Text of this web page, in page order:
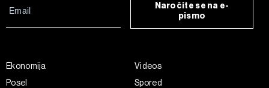
Naročite se na e-
pismo
Ekonomija
Posel
Videos
Spored